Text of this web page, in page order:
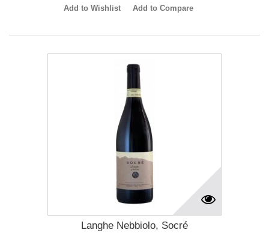
Add to Wishlist Add to Compare
Langhe Nebbiolo, Socré